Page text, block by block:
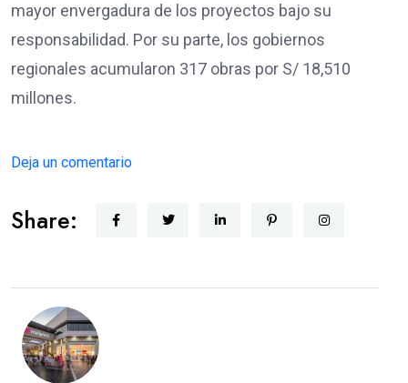
mayor envergadura de los proyectos bajo su
responsabilidad. Por su parte, los gobiernos
regionales acumularon 317 obras por S/ 18,510
millones.
Deja un comentario
Share: